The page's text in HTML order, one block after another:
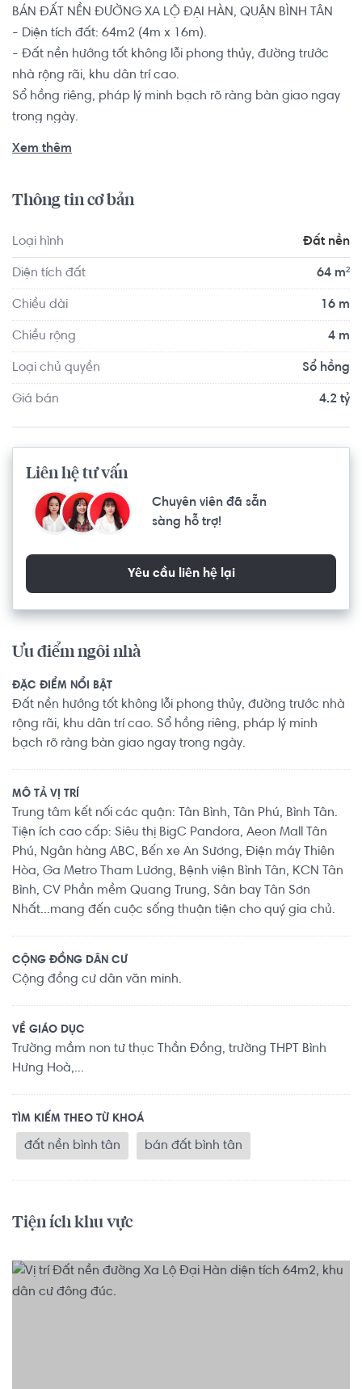
BÁN ĐẤT NỀN ĐƯỜNG XA LỘ ĐẠI HÀN, QUẬN BÌNH TÂN
- Diện tích đất: 64m2 (4m x 16m).
- Đất nền hướng tốt không lỗi phong thủy, đường trước
nhà rộng rãi, khu dân trí cao.
Sổ hồng riêng, pháp lý minh bạch rõ ràng bàn giao ngay
trong ngày.
Phú, Ngân hàng ABC, Bến xe An Sương, Điện máy Thiên
Bình, CV Phần mềm Quang Trung, Sân bay Tân Sơn
Nhất...mang đến cuộc sống thuận tiện cho quý gia chủ.
Xem thêm
Thông tin cơ bản
Loại hình Đất nền
Diện tích đất 64 m²
Chiều dài 16 m
Chiều rộng 4 m
Loại chủ quyền Sổ hồng
Giá bán 4.2 tỷ
Liên hệ tư vấn
Chuyên viên đã sẵn
sàng hỗ trợ!
Yêu cầu liên hệ lại
Ưu điểm ngôi nhà
ĐẶC ĐIỂM NỔI BẬT
Đất nền hướng tốt không lỗi phong thủy, đường trước nhà
rộng rãi, khu dân trí cao. Sổ hồng riêng, pháp lý minh
bạch rõ ràng bàn giao ngay trong ngày.
MÔ TẢ VỊ TRÍ
Trung tâm kết nối các quận: Tân Bình, Tân Phú, Bình Tân.
Tiện ích cao cấp: Siêu thị BigC Pandora, Aeon Mall Tân
Phú, Ngân hàng ABC, Bến xe An Sương, Điện máy Thiên
Hòa, Ga Metro Tham Lương, Bệnh viện Bình Tân, KCN Tân
Bình, CV Phần mềm Quang Trung, Sân bay Tân Sơn
Nhất...mang đến cuộc sống thuận tiện cho quý gia chủ.
CỘNG ĐỒNG DÂN CƯ
Cộng đồng cư dân văn minh.
VỀ GIÁO DỤC
Trường mầm non tư thục Thần Đồng, trường THPT Bình
Hưng Hoà,...
TÌM KIẾM THEO TỪ KHOÁ
đất nền bình tân bán đất bình tân
Tiện ích khu vực